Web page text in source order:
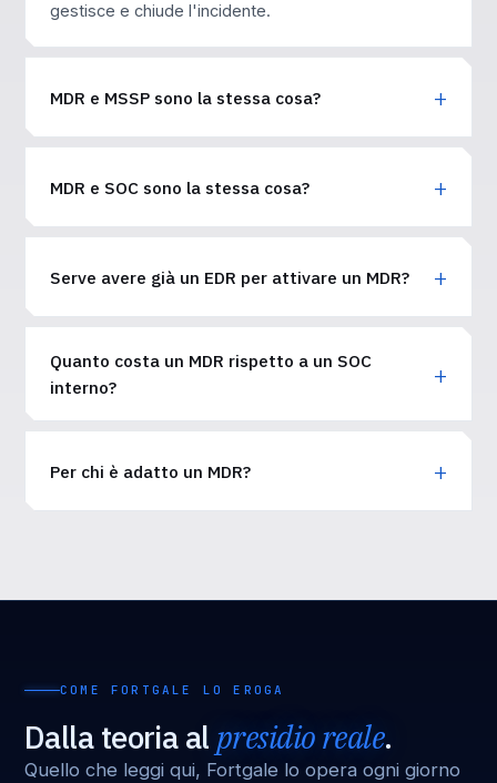
gestisce e chiude l'incidente.
MDR e MSSP sono la stessa cosa?
MDR e SOC sono la stessa cosa?
Serve avere già un EDR per attivare un MDR?
Quanto costa un MDR rispetto a un SOC
interno?
Per chi è adatto un MDR?
COME FORTGALE LO EROGA
Dalla teoria al presidio reale.
Quello che leggi qui, Fortgale lo opera ogni giorno